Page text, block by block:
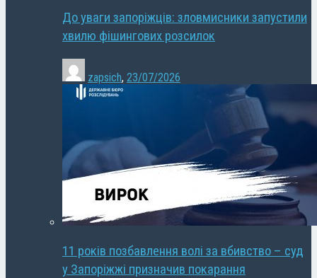
До уваги запоріжців: зловмисники запустили
хвилю фішингових розсилок
zapsich, 23/07/2026
11 років позбавлення волі за вбивство – суд
у Запоріжжі призначив покарання